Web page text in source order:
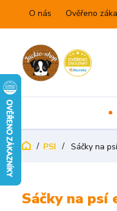
O nás Ověřeno
PSI Sáčky na
Sáčky na psí